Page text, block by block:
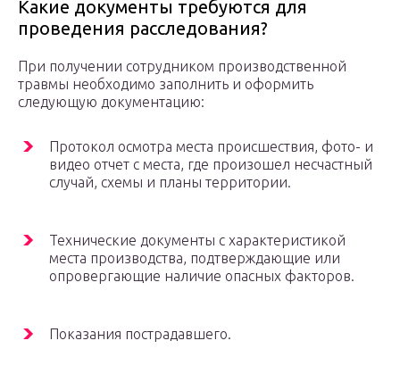
Какие документы требуются для
проведения расследования?
При получении сотрудником производственной
травмы необходимо заполнить и оформить
следующую документацию:
Протокол осмотра места происшествия, фото- и
видео отчет с места, где произошел несчастный
случай, схемы и планы территории.
Технические документы с характеристикой
места производства, подтверждающие или
опровергающие наличие опасных факторов.
Показания пострадавшего.